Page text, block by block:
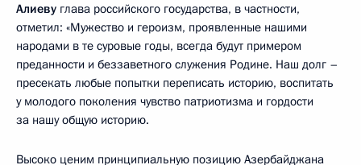
Алиеву глава российского государства, в частности,
отметил: «Мужество и героизм, проявленные нашими
народами в те суровые годы, всегда будут примером
преданности и беззаветного служения Родине. Наш долг –
пресекать любые попытки переписать историю, воспитать
у молодого поколения чувство патриотизма и гордости
за нашу общую историю.
Высоко ценим принципиальную позицию Азербайджана